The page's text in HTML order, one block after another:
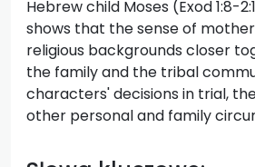
Hebrew child Moses (Exod
shows that the sense of
religious backgrounds closer
the family and the tribal
characters' decisions in trial,
other personal and family